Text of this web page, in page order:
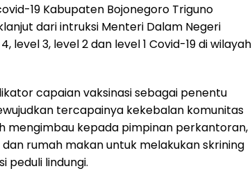
19 Kabupaten Bojonegoro Triguno
dari intruksi Menteri Dalam Negeri
level 3, level 2 dan level 1 Covid-19 di wilayah
capaian vaksinasi sebagai penentu
tercapainya kekebalan komunitas
mengimbau kepada pimpinan perkantoran,
rumah makan untuk melakukan skrining
peduli lindungi.